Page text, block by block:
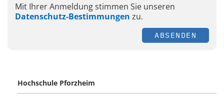
Mit Ihrer Anmeldung stimmen Sie unseren
Datenschutz-Bestimmungen zu.
ABSENDEN
Hochschule Pforzheim